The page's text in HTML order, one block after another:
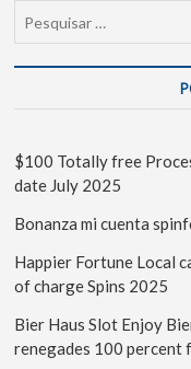
$100 Totally free
date July 2025
Bonanza mi cuenta
Happier Fortune Local
of charge Spins 2025
Bier Haus Slot Enjoy
renegades 100 percent